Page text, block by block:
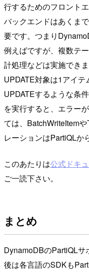
行するためのフロント
バックエンドはあくま
要です。つまり
例えばですが、複数テ
計処理などは実施でき
UPDATE対象は1アイ
UPDATEするような条
を実行すると、エラー
ては、BatchWriteItem
レーションはPartiQLか
このあたりは公式ドキ
ご一読下さい。
まとめ
DynamoDBのPartiQL
後は各言語のSDKも